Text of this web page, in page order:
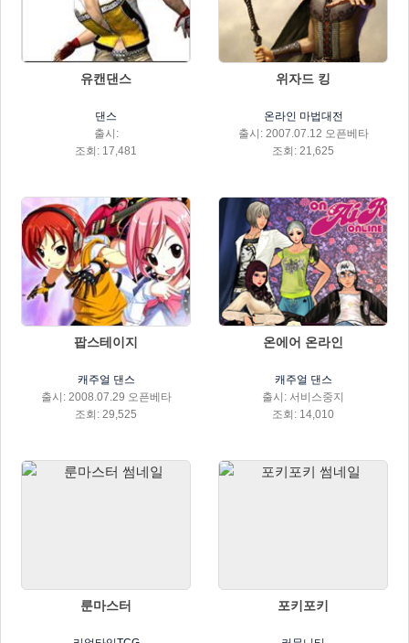
유캔댄스
댄스
출시:
조회: 17,481
위자드 킹
온라인 마법대전
출시: 2007.07.12 오픈베타
조회: 21,625
팝스테이지
캐주얼 댄스
출시: 2008.07.29 오픈베타
조회: 29,525
온에어 온라인
캐주얼 댄스
출시: 서비스중지
조회: 14,010
룬마스터 포키포키